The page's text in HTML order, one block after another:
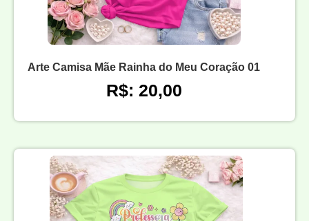
Arte Camisa Mãe Rainha do Meu Coração 01
R$: 20,00